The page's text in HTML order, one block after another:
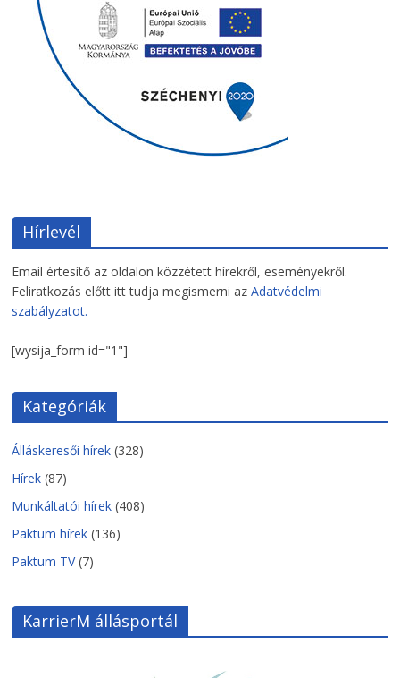
Hírlevél
Email értesítő az oldalon közzétett hírekről, eseményekről.
Feliratkozás előtt itt tudja megismerni azAdatvédelmi
szabályzatot.
[wysija_form id="1"]
Kategóriák
Álláskeresői hírek (328)
Hírek (87)
Munkáltatói hírek (408)
Paktum hírek (136)
Paktum TV(7)
KarrierM állásportál